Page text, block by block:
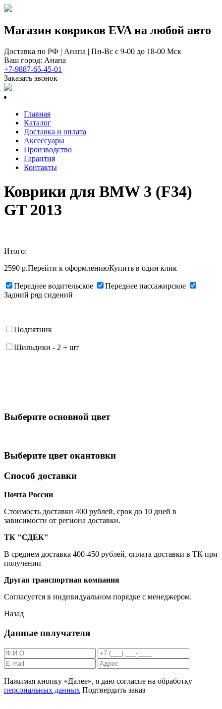
Магазин ковриков EVA ​на любой авто
Доставка по РФ | Анапа | Пн-Вс с 9-00 до 18-00 Мск
Ваш город: Анапа
+7-9887-65-45-01
Заказать звонок
Главная
Каталог
Доставка и оплата
Аксессуары
Производство
Гарантия
Контакты
Коврики для BMW 3 (F34)
GT 2013
Итого:
2590 р.Перейти к оформлениюКупить в один клик
Переднее водительское
Переднее пассажирское
Задний ряд сидений
Подпятник
Шильдики - 2 + шт
Выберите oсновной цвет
Выберите цвет окантовки
Способ доставки
Почта России
Cтоимость доставки 400 рублей, срок до 10 дней в
зависимости от региона доставки.
ТК "СДЕК"
В среднем доставка 400-450 рублей, оплата доставки в ТК при
получении
Другая транспортная компания
Согласуется в индивидуальном порядке с менеджером.
Назад
Данные получателя
Нажимая кнопку «Далее», я даю согласие на обработку
персональных данных Подтвердить заказ